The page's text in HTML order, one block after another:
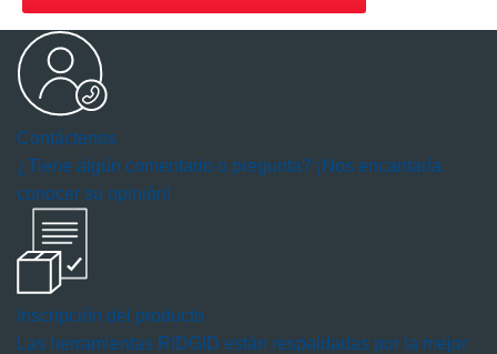
Contáctenos
¿Tiene algún comentario o pregunta? ¡Nos encantaría
conocer su opinión!
Inscripción del producto
Las herramientas RIDGID están respaldadas por la mejor